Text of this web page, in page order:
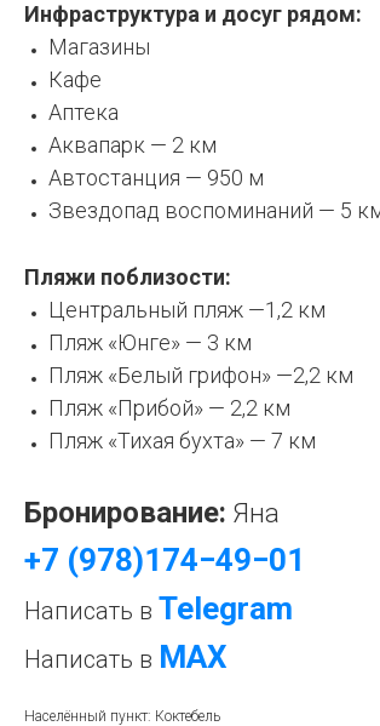
Инфраструктура и досуг рядом:
Магазины
Кафе
Аптека
Аквапарк — 2 км
Автостанция — 950 м
Звездопад воспоминаний — 5
Пляжи поблизости:
Центральный пляж —1,2 км
Пляж «Юнге» — 3 км
Пляж «Белый грифон» —2,2 км
Пляж «Прибой» — 2,2 км
Пляж «Тихая бухта» — 7 км
Бронирование: Яна
+7 (978)174−49−01
Написать в Telegram
Написать в МАХ
Населённый пункт: Коктебель